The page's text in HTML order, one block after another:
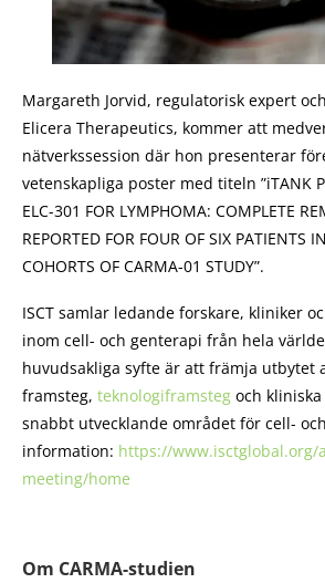
Margareth Jorvid, regulatorisk expert
Elicera Therapeutics, kommer att
nätverkssession där hon presenterar
vetenskapliga poster med titeln ”iTANK
ELC-301 FOR LYMPHOMA: COMPLETE
REPORTED FOR FOUR OF SIX PATIENTS
COHORTS OF CARMA-01 STUDY”.
ISCT samlar ledande forskare, kliniker
inom cell- och genterapi från hela
huvudsakliga syfte är att främja utbytet
framsteg, teknologiframsteg och
snabbt utvecklande området för cell-
information: https://www.isctglobal.org/
meeting/home
Om CARMA-studien